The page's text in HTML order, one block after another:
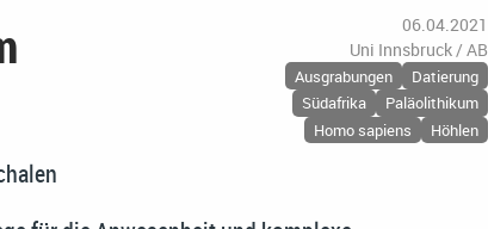
06.04.2021
Uni Innsbruck / AB
Ausgrabungen
Datierung
Südafrika
Paläolithikum
Homo sapiens
Höhlen